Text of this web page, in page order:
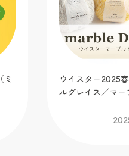
ミ
ウイスター2025
ルグレイス／マー